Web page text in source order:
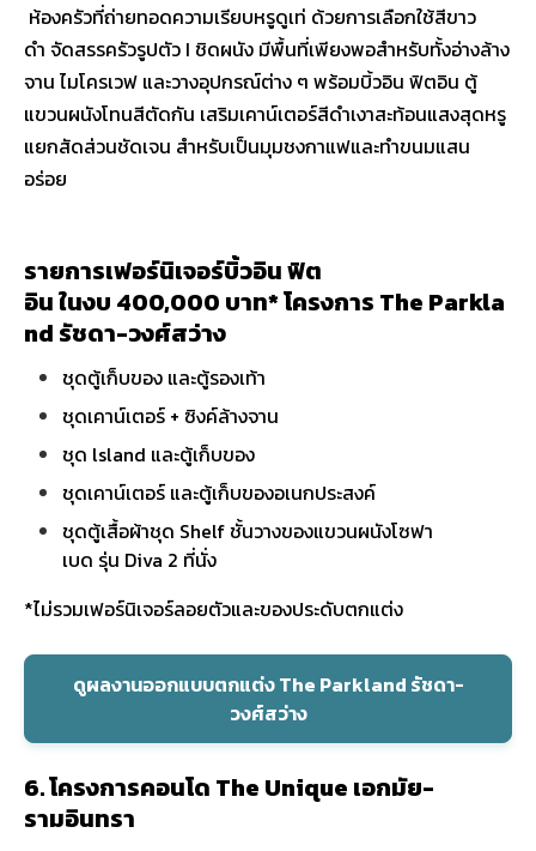
ห้องครัวที่ถ่ายทอดความเรียบหรูดูเท่ ด้วยการเลือกใช้สีขาว
ดำ จัดสรรครัวรูปตัว I ชิดผนัง มีพื้นที่เพียงพอสำหรับทั้งอ่างล้าง
จาน ไมโครเวฟ และวางอุปกรณ์ต่าง ๆ พร้อมบิ้วอิน ฟิตอิน ตู้
แขวนผนังโทนสีตัดกัน เสริมเคาน์เตอร์สีดำเงาสะท้อนแสงสุดหรู
แยกสัดส่วนชัดเจน สำหรับเป็นมุมชงกาแฟและทำขนมแสน
อร่อย
รายการเฟอร์นิเจอร์บิ้วอิน ฟิต
อิน ในงบ 400,000 บาท* โครงการ The Parkla
nd รัชดา-วงศ์สว่าง
ชุดตู้เก็บของ และตู้รองเท้า
ชุดเคาน์เตอร์ + ซิงค์ล้างจาน
ชุด lsland และตู้เก็บของ
ชุดเคาน์เตอร์ และตู้เก็บของอเนกประสงค์
ชุดตู้เสื้อผ้าชุด Shelf ชั้นวางของแขวนผนังโซฟา
เบด รุ่น Diva 2 ที่นั่ง
*ไม่รวมเฟอร์นิเจอร์ลอยตัวและของประดับตกแต่ง
ดูผลงานออกแบบตกแต่ง The Parkland รัชดา-
วงศ์สว่าง
6. โครงการคอนโด The Unique เอกมัย-
รามอินทรา